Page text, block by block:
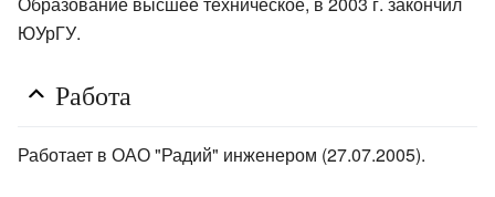
ЮУрГУ.
Работа
Работает в ОАО "Радий" инженером (27.07.2005).